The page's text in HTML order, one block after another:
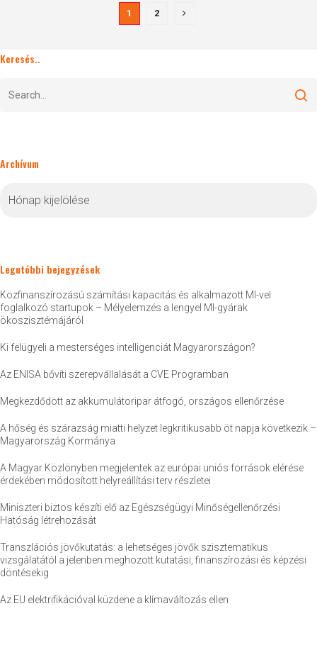
1 2
Keresés..
Archívum
Legutóbbi bejegyzések
Közfinanszírozású számítási kapacitás és alkalmazott MI-vel
foglalkozó startupok – Mélyelemzés a lengyel MI-gyárak
ökoszisztémájáról
Ki felügyeli a mesterséges intelligenciát Magyarországon?
Az ENISA bővíti szerepvállalását a CVE Programban
Megkezdődött az akkumulátoripar átfogó, országos ellenőrzése
A hőség és szárazság miatti helyzet legkritikusabb öt napja következik –
Magyarország Kormánya
A Magyar Közlönyben megjelentek az európai uniós források elérése
érdekében módosított helyreállítási terv részletei
Miniszteri biztos készíti elő az Egészségügyi Minőségellenőrzési
Hatóság létrehozását
Transzlációs jövőkutatás: a lehetséges jövők szisztematikus
vizsgálatától a jelenben meghozott kutatási, finanszírozási és képzési
döntésekig
Az EU elektrifikációval küzdene a klímaváltozás ellen